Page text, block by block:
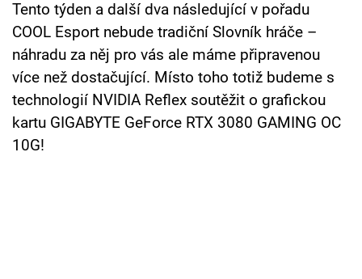
Sledujte prima+
Přihlášení
Sledujte nás
Tento týden a další dva následující v pořadu
COOL Esport nebude tradiční Slovník hráče –
náhradu za něj pro vás ale máme připravenou
více než dostačující. Místo toho totiž budeme s
technologií NVIDIA Reflex soutěžit o grafickou
kartu GIGABYTE GeForce RTX 3080 GAMING OC
10G!